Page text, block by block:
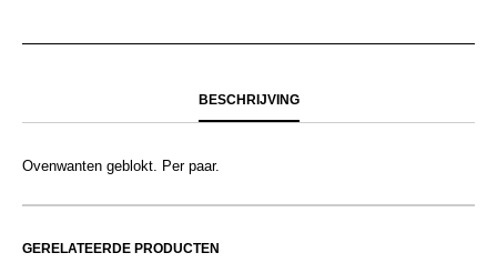
BESCHRIJVING
Ovenwanten geblokt. Per paar.
GERELATEERDE PRODUCTEN